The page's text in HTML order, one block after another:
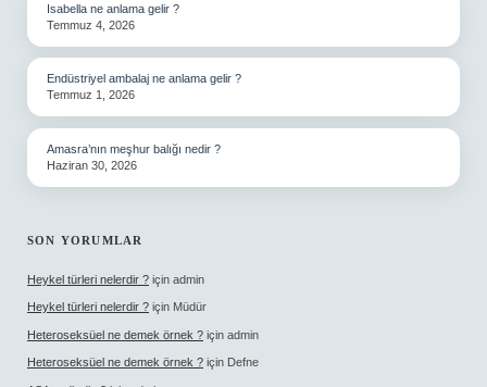
Isabella ne anlama gelir ?
Temmuz 4, 2026
Endüstriyel ambalaj ne anlama gelir ?
Temmuz 1, 2026
Amasra’nın meşhur balığı nedir ?
Haziran 30, 2026
SON YORUMLAR
Heykel türleri nelerdir ? için admin
Heykel türleri nelerdir ? için Müdür
Heteroseksüel ne demek örnek ? için admin
Heteroseksüel ne demek örnek ? için Defne